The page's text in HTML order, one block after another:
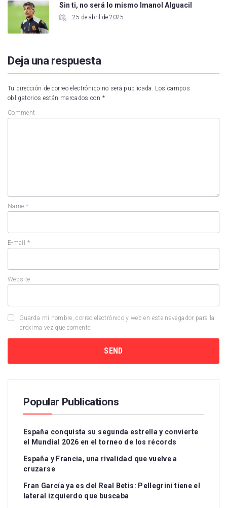
Sin ti, no será lo mismo Imanol Alguacil
25 de abril de 2025
Deja una respuesta
Tu dirección de correo electrónico no será publicada. Los campos
obligatorios están marcados con *
Comment
Name *
E-mail *
Website
Guarda mi nombre, correo electrónico y web en este navegador para la
próxima vez que comente.
Popular Publications
España conquista su segunda estrella y convierte
el Mundial 2026 en el torneo de los récords
España y Francia, una rivalidad que vuelve a
cruzarse
Fran García ya es del Real Betis: Pellegrini tiene el
lateral izquierdo que buscaba